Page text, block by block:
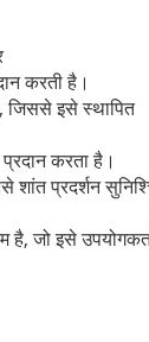
करती है।
इसे स्थापित
करता है।
शांत प्रदर्शन
है, जो इसे